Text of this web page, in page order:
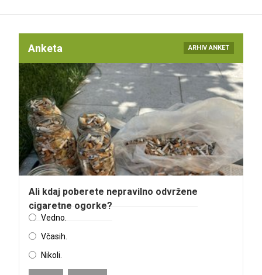
Anketa ARHIV ANKET
Ali kdaj poberete nepravilno odvržene
cigaretne ogorke?
Vedno.
Včasih.
Nikoli.